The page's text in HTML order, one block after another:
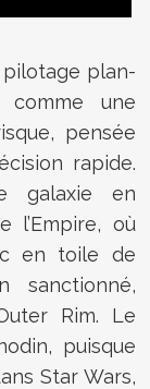
pilotage plan-
une
pensée
rapide.
galaxie en
l’Empire, où
en toile de
sanctionné,
Rim. Le
puisque
Star Wars,